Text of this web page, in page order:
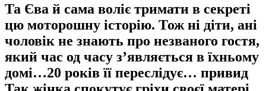
Та Єва й сама воліє тримати в секреті
цю моторошну історію. Тож ні діти, ані
чоловік не знають про незваного гостя,
який час од часу з’являється в їхньому
домі…20 років її переслідує… привид